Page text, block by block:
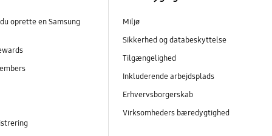
oprette en Samsung
Miljø
Sikkerhed og databeskyttelse
Tilgængelighed
Inkluderende arbejdsplads
Erhvervsborgerskab
Virksomheders bæredygtighed